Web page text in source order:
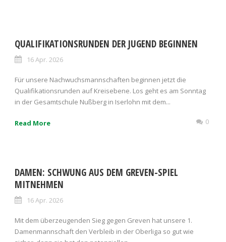
QUALIFIKATIONSRUNDEN DER JUGEND BEGINNEN
16 Apr. 2026
Für unsere Nachwuchsmannschaften beginnen jetzt die
Qualifikationsrunden auf Kreisebene. Los geht es am Sonntag
in der Gesamtschule Nußberg in Iserlohn mit dem...
Read More 0
DAMEN: SCHWUNG AUS DEM GREVEN-SPIEL
MITNEHMEN
16 Apr. 2026
Mit dem überzeugenden Sieg gegen Greven hat unsere 1.
Damenmannschaft den Verbleib in der Oberliga so gut wie